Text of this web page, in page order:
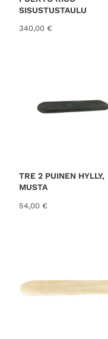
SISUSTUSTAULU
340,00 €
TRE 2 PUINEN HYLLY,
MUSTA
54,00 €